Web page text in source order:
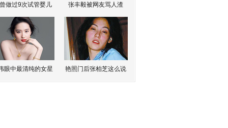
做过9次试管婴儿 张丰毅被网友骂人渣
眼中最清纯的女星 艳照门后张柏芝这么说